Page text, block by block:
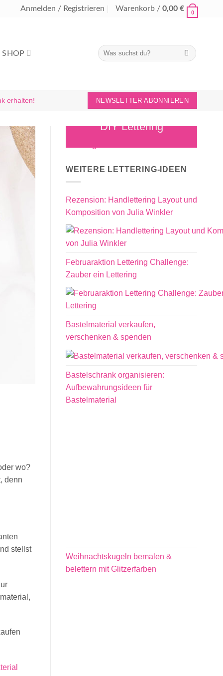
Anmelden / Registrieren Warenkorb / 0,00 € 0
SHOP
Suchen
nach:
erhalten! NEWSLETTER ABONNIEREN
wo?
denn
stellst
DIY Lettering
WEITERE LETTERING-IDEEN
Rezension: Handlettering Layout und
Komposition von Julia Winkler
Februaraktion Lettering Challenge:
Zauber ein Lettering
Bastelmaterial verkaufen,
verschenken & spenden
Bastelschrank organisieren:
Aufbewahrungsideen für
Bastelmaterial
Weihnachtskugeln bemalen &
belettern mit Glitzerfarben